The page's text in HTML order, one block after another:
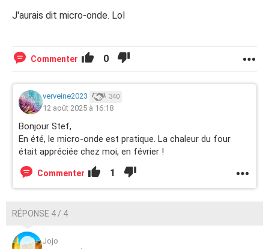
J'aurais dit micro-onde. Lol
Commenter 0
verveine2023 340
12 août 2025 à 16:18
Bonjour Stef,
En été, le micro-onde est pratique. La chaleur du four
était appréciée chez moi, en février !
Commenter 1
RÉPONSE 4 / 4
Jojo